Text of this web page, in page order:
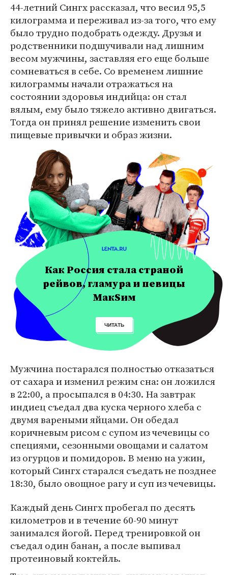
44-летний Сингх рассказал, что весил 95,5
килограмма и переживал из-за того, что ему
было трудно подобрать одежду. Друзья и
родственники подшучивали над лишним
весом мужчины, заставляя его еще больше
сомневаться в себе. Со временем лишние
килограммы начали отражаться на
состоянии здоровья индийца: он стал
вялым, ему было тяжело активно двигаться.
Тогда он принял решение изменить свои
пищевые привычки и образ жизни.
Как Россия стала страной
рейвов, гламура и певицы
МакSим
ЧИТАТЬ
Мужчина постарался полностью отказаться
от сахара и изменил режим сна: он ложился
в 22:00, а просыпался в 04:30. На завтрак
индиец съедал два куска черного хлеба с
двумя вареными яйцами. Он обедал
коричневым рисом с супом из чечевицы со
специями, сезонными овощами и салатом
из огурцов и помидоров. В меню на ужин,
который Сингх старался съедать не позднее
18:30, было овощное рагу и суп из чечевицы.
Каждый день Сингх пробегал по десять
километров и в течение 60-90 минут
занимался йогой. Перед тренировкой он
съедал один банан, а после выпивал
протеиновый коктейль.